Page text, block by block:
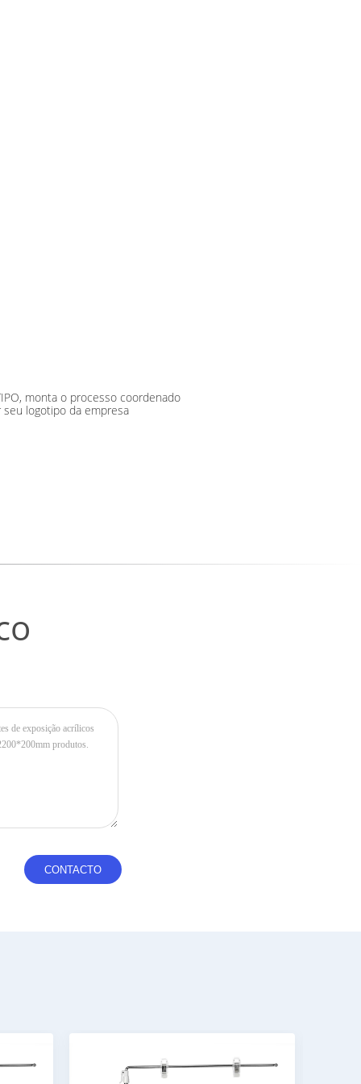
monta o processo coordenado
logotipo da empresa